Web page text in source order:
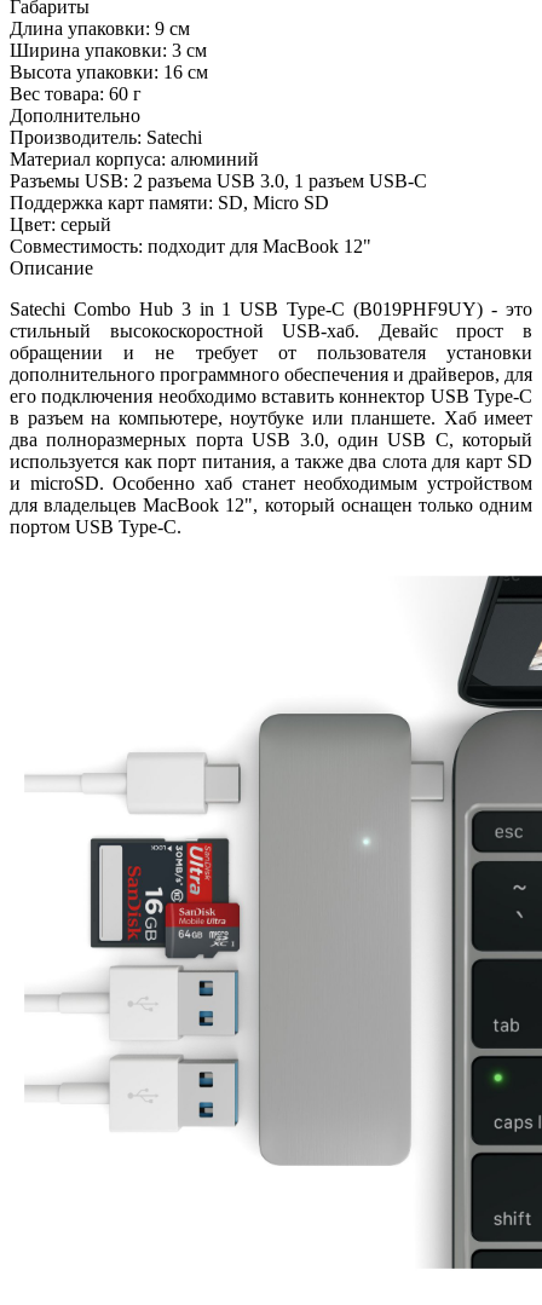
Габариты
Длина упаковки: 9 см
Ширина упаковки: 3 см
Высота упаковки: 16 см
Вес товара: 60 г
Дополнительно
Производитель: Satechi
Материал корпуса: алюминий
Разъемы USB: 2 разъема USB 3.0, 1 разъем USB-C
Поддержка карт памяти: SD, Micro SD
Цвет: серый
Совместимость: подходит для MacBook 12"
Описание
Satechi Combo Hub 3 in 1 USB Type-C (B019PHF9UY) - это
стильный высокоскоростной USB-хаб. Девайс прост в
обращении и не требует от пользователя установки
дополнительного программного обеспечения и драйверов, для
его подключения необходимо вставить коннектор USB Type-C
в разъем на компьютере, ноутбуке или планшете. Хаб имеет
два полноразмерных порта USB 3.0, один USB C, который
используется как порт питания, а также два слота для карт SD
и microSD. Особенно хаб станет необходимым устройством
для владельцев MacBook 12", который оснащен только одним
портом USB Type-C.